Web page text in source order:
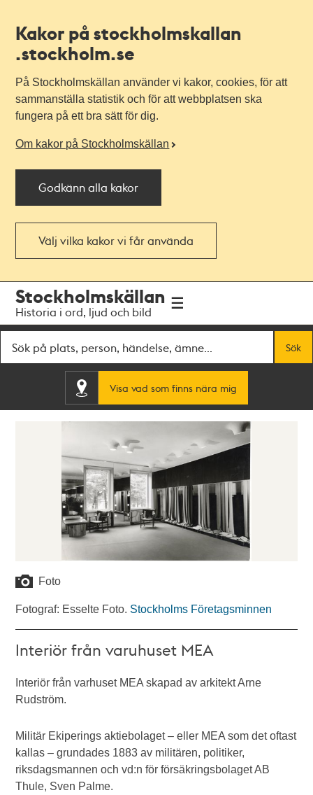
Kakor på stockholmskallan
.stockholm.se
På Stockholmskällan använder vi kakor, cookies, för att
sammanställa statistik och för att webbplatsen ska
fungera på ett bra sätt för dig.
Om kakor på Stockholmskällan
Godkänn alla kakor
Välj vilka kakor vi får använda
navigationen
huvudinnehållet
Stockholmskällan
Historia i ord, ljud och bild
Sök
Visa vad som finns nära mig
Foto
Fotograf: Esselte Foto. Stockholms Företagsminnen
Interiör från varuhuset MEA
Interiör från varhuset MEA skapad av arkitekt Arne
Rudström.
Militär Ekiperings aktiebolaget – eller MEA som det oftast
kallas – grundades 1883 av militären, politiker,
riksdagsmannen och vd:n för försäkringsbolaget AB
Thule, Sven Palme.